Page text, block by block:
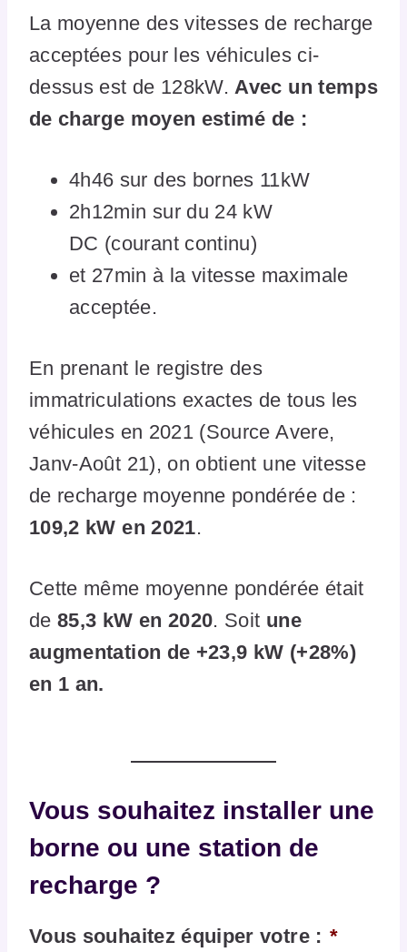
La moyenne des vitesses de recharge
acceptées pour les véhicules ci-
dessus est de 128kW. Avec un temps
de charge moyen estimé de :
4h46 sur des bornes 11kW
2h12min sur du 24 kW
DC (courant continu)
et 27min à la vitesse maximale
acceptée.
En prenant le registre des
immatriculations exactes de tous les
véhicules en 2021 (Source Avere,
Janv-Août 21), on obtient une vitesse
de recharge moyenne pondérée de :
109,2 kW en 2021.
Cette même moyenne pondérée était
de85,3 kW en 2020. Soit une
augmentation de +23,9 kW (+28%)
en 1 an.
Vous souhaitez installer une
borne ou une station de
recharge ?
Vous souhaitez équiper votre : *